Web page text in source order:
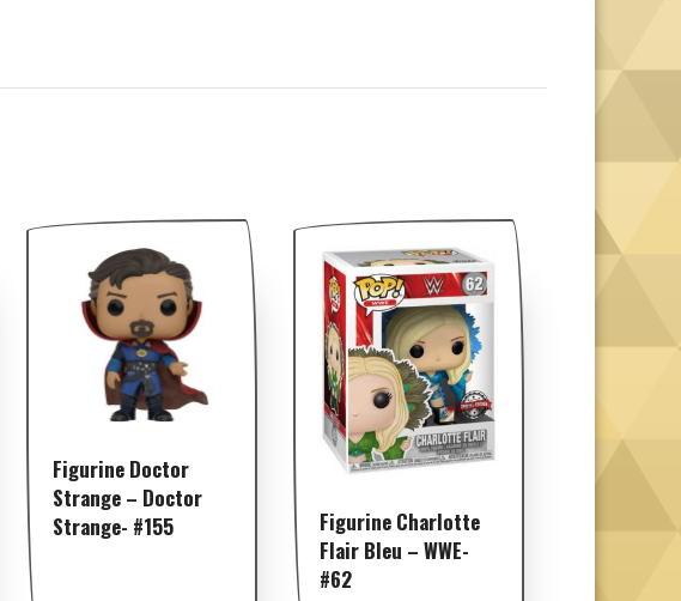
Figurine Doctor
Strange – Doctor
Strange- #155
Figurine Charlotte
Flair Bleu – WWE-
#62